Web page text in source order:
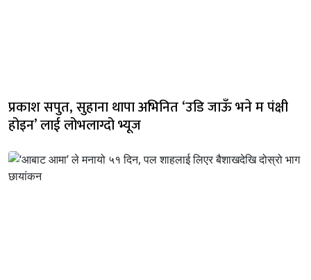
प्रकाश सपुत, सुहाना थापा अभिनित ‘उडि जाऊँ भने म पंक्षी
होइन’ लाई लोभलाग्दो भ्यूज